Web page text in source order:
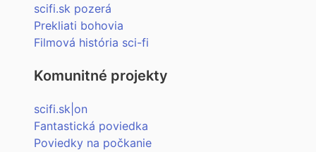
scifi.sk pozerá
Prekliati bohovia
Filmová história sci-fi
Komunitné projekty
scifi.sk|on
Fantastická poviedka
Poviedky na počkanie